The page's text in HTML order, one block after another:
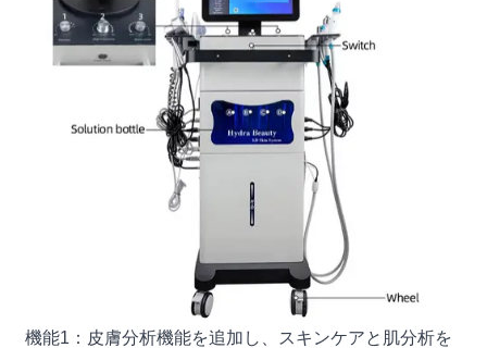
機能1：皮膚分析機能を追加し、スキンケアと肌分析を